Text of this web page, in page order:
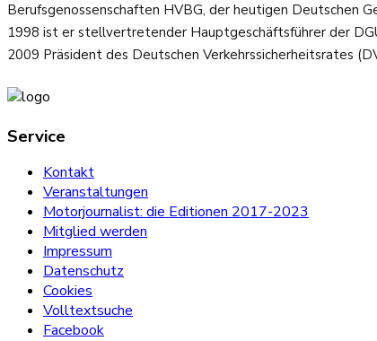
Berufsgenossenschaften HVBG, der heutigen Deutschen
1998 ist er stellvertretender Hauptgeschäftsführer der
2009 Präsident des Deutschen Verkehrssicherheitsrates
Service
Kontakt
Veranstaltungen
Motorjournalist: die Editionen 2017-2023
Mitglied werden
Impressum
Datenschutz
Cookies
Volltextsuche
Facebook